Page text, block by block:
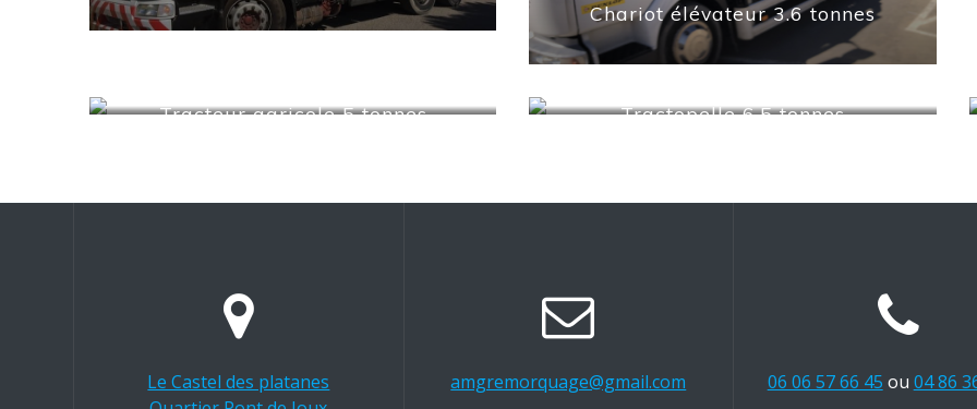
Chariot élévateur 3.6 tonnes
Tracteur agricole 5 tonnes Tractopelle 6.5 tonnes
Le Castel des platanes
amgremorquage@gmail.com 06 06 57 66 45 ou 04 86